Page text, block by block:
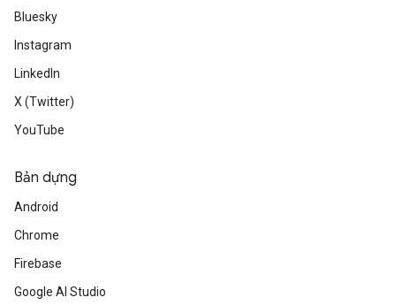
Bluesky
Instagram
LinkedIn
X (Twitter)
YouTube
Bản dựng
Android
Chrome
Firebase
Google AI Studio